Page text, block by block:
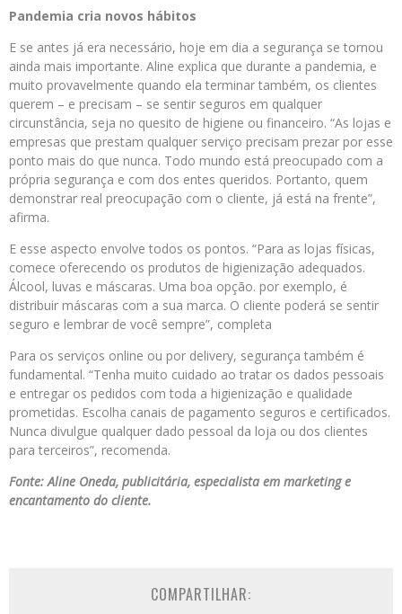
Pandemia cria novos hábitos
E se antes já era necessário, hoje em dia a segurança se tornou
ainda mais importante. Aline explica que durante a pandemia, e
muito provavelmente quando ela terminar também, os clientes
querem – e precisam – se sentir seguros em qualquer
circunstância, seja no quesito de higiene ou financeiro. “As lojas e
empresas que prestam qualquer serviço precisam prezar por esse
ponto mais do que nunca. Todo mundo está preocupado com a
própria segurança e com dos entes queridos. Portanto, quem
demonstrar real preocupação com o cliente, já está na frente”,
afirma.
E esse aspecto envolve todos os pontos. “Para as lojas físicas,
comece oferecendo os produtos de higienização adequados.
Álcool, luvas e máscaras. Uma boa opção. por exemplo, é
distribuir máscaras com a sua marca. O cliente poderá se sentir
seguro e lembrar de você sempre”, completa
Para os serviços online ou por delivery, segurança também é
fundamental. “Tenha muito cuidado ao tratar os dados pessoais
e entregar os pedidos com toda a higienização e qualidade
prometidas. Escolha canais de pagamento seguros e certificados.
Nunca divulgue qualquer dado pessoal da loja ou dos clientes
para terceiros”, recomenda.
Fonte: Aline Oneda, publicitária, especialista em marketing e
encantamento do cliente.
COMPARTILHAR: